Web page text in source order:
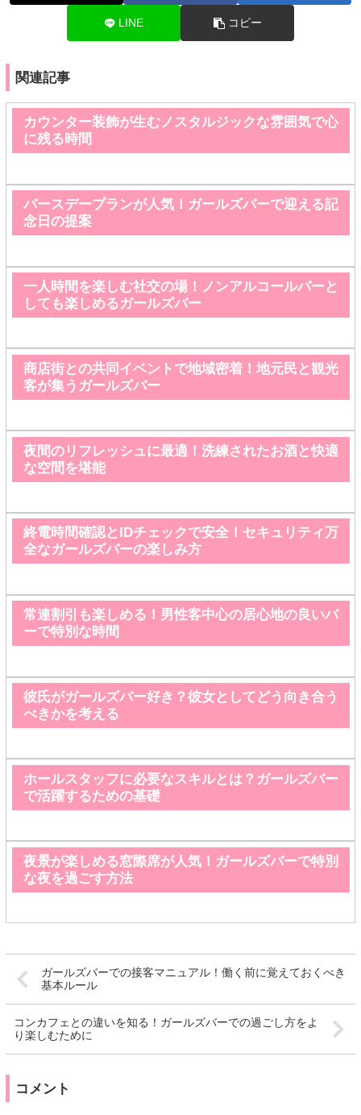
LINE コピー
関連記事
カウンター装飾が生むノスタルジックな雰囲気で心
に残る時間
バースデープランが人気！ガールズバーで迎える記
念日の提案
一人時間を楽しむ社交の場！ノンアルコールバーと
しても楽しめるガールズバー
商店街との共同イベントで地域密着！地元民と観光
客が集うガールズバー
夜間のリフレッシュに最適！洗練されたお酒と快適
な空間を堪能
終電時間確認とIDチェックで安全！セキュリティ万
全なガールズバーの楽しみ方
常連割引も楽しめる！男性客中心の居心地の良いバ
ーで特別な時間
彼氏がガールズバー好き？彼女としてどう向き合う
べきかを考える
ホールスタッフに必要なスキルとは？ガールズバー
で活躍するための基礎
夜景が楽しめる窓際席が人気！ガールズバーで特別
な夜を過ごす方法
ガールズバーでの接客マニュアル！働く前に覚えておくべき
基本ルール
コンカフェとの違いを知る！ガールズバーでの過ごし方をよ
り楽しむために
コメント